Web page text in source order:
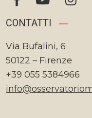
CONTATTI
Via Bufalini, 6
50122 – Firenze
+39 055 5384966